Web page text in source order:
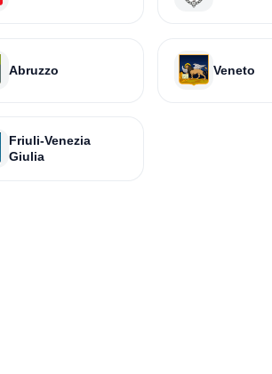
Abruzzo Veneto
Friuli-Venezia
Giulia